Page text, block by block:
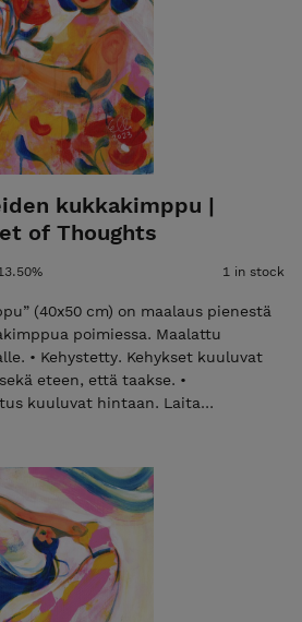
kukkakimppu |
of Thoughts
1 in stock
(40x50 cm) on maalaus pienestä
poimiessa. Maalattu
• Kehystetty. Kehykset kuuluvat
eteen, että taakse. •
hintaan. Laita
Elli Maanpää captures
hues. This figurative painting invites
amidst a flower meadow ponders
of Authenticity and
Please email
you would prefer to pick up the